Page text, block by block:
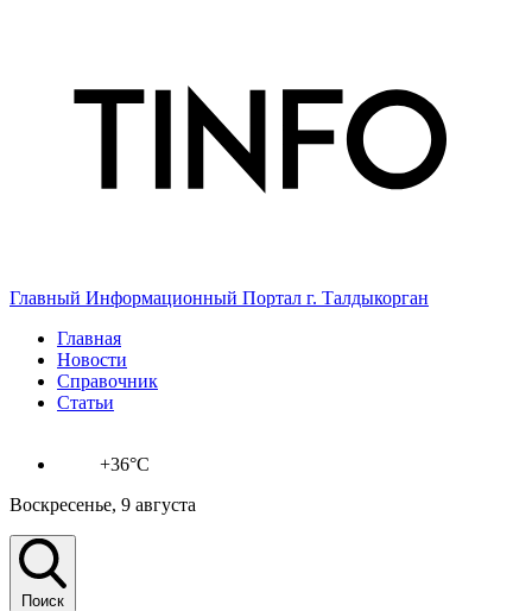
Главный Информационный Портал г. Талдыкорган
Главная
Новости
Справочник
Статьи
+36°C
Воскресенье, 9 августа
Поиск